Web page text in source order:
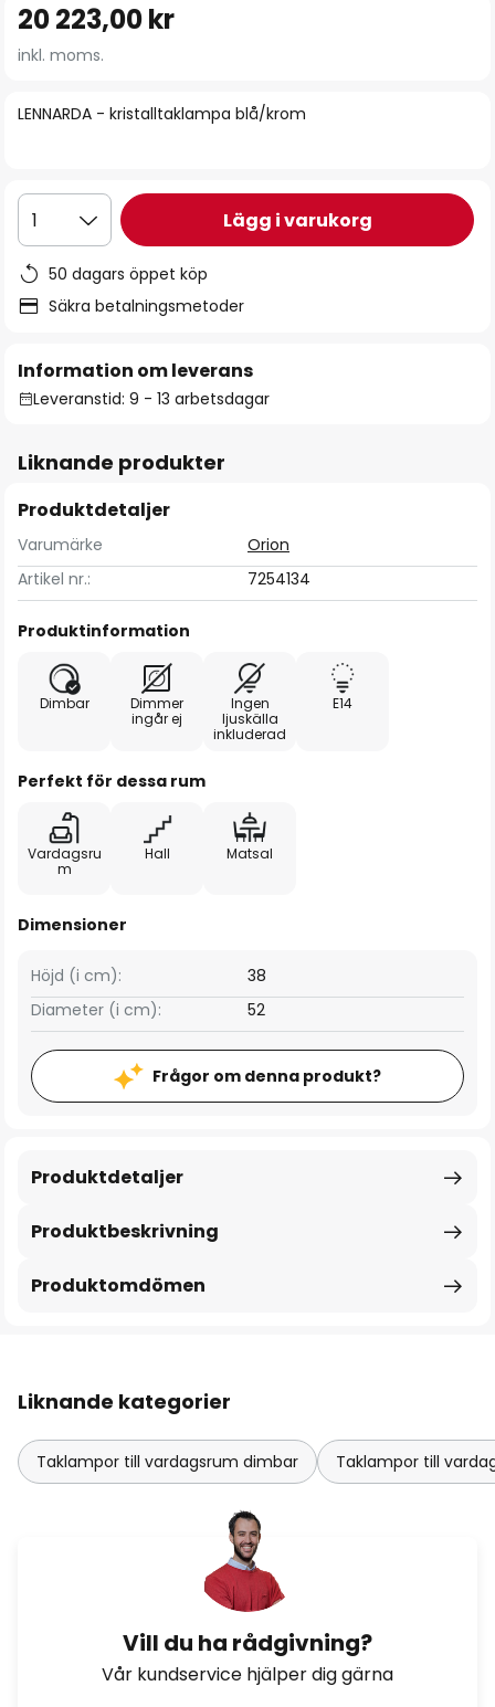
till
början
bildgalleriet
LENNARDA - kristalltaklampa blå/krom
20 223,00 kr
inkl. moms.
1 Lägg i varukorg
50 dagars öppet köp
Säkra betalningsmetoder
Information om leverans
Leveranstid: 9 - 13 arbetsdagar
Liknande produkter
Produktdetaljer
Varumärke
Orion
Artikel nr.:
7254134
Produktinformation
Dimbar
Dimmer
ingår ej
Ingen
ljuskälla
inkluderad
E14
Perfekt för dessa rum
Vardagsru
m
Hall Matsal
Dimensioner
Höjd (i cm):
38
Diameter (i cm):
52
Frågor om denna produkt?
Produktbeskrivning
Produktdetaljer
Produktomdömen
Liknande kategorier
Taklampor till vardagsrum dimbar Taklampor till
Vill du ha rådgivning?
Vår kundservice hjälper dig gärna